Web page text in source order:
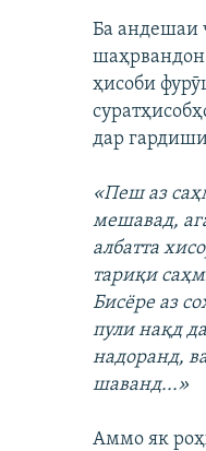
Ба андешаи
шаҳрвандон
ҳисоби
дар
«Пеш аз
мешавад,
албатта
тариқи
Бисёре аз
пули нақд
надоранд,
шаванд...»
Аммо як